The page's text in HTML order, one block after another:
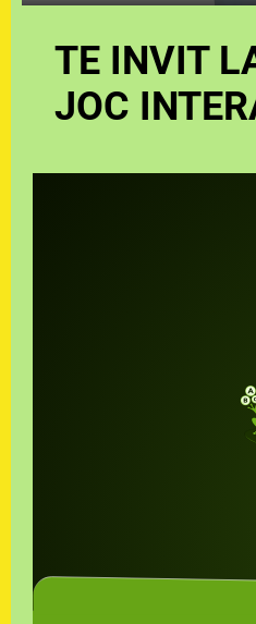
TE INVIT
JOC